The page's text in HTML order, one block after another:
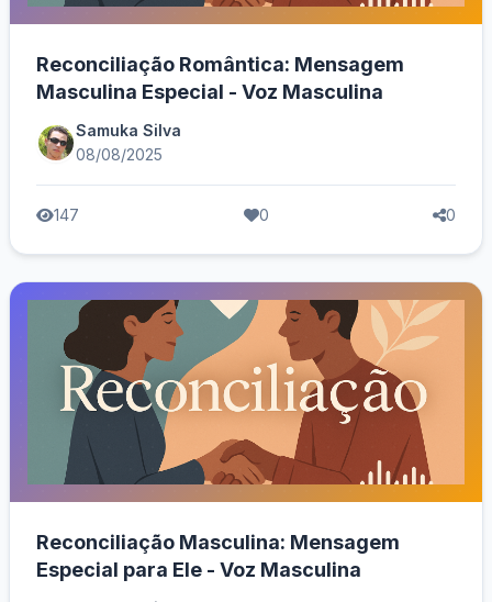
Reconciliação Romântica: Mensagem
Masculina Especial - Voz Masculina
Samuka Silva
08/08/2025
147 0 0
Reconciliação Masculina: Mensagem
Especial para Ele - Voz Masculina